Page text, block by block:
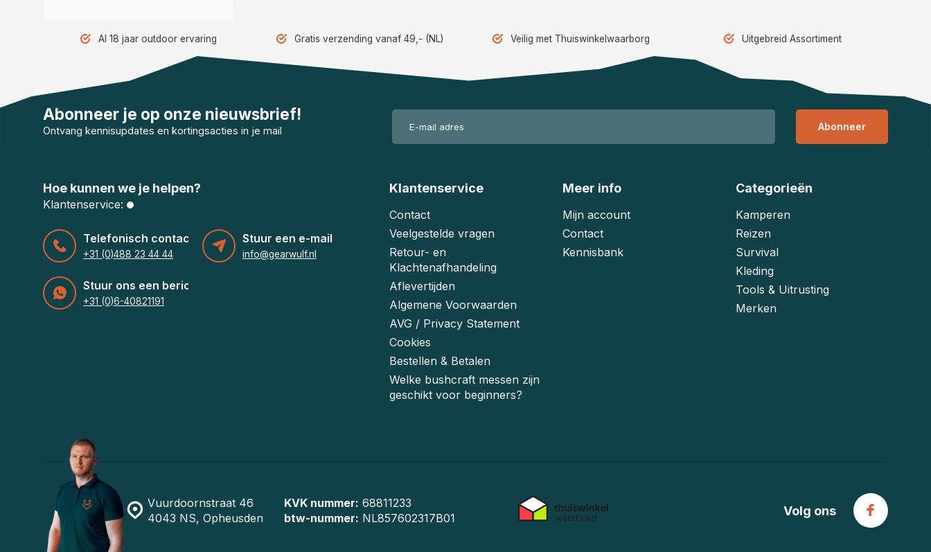
Al 18 jaar outdoor ervaring Gratis verzending vanaf 49,- (NL) Veilig met Thuiswinkelwaarborg Uitgebreid Assortiment
Abonneer je op onze nieuwsbrief!
Ontvang kennisupdates en kortingsacties in je mail Abonneer
Hoe kunnen we je helpen?
Klantenservice:
Telefonisch contact
+31 (0)488 23 44 44
Stuur een e-mail
info@gearwulf.nl
Stuur ons een bericht
+31 (0)6-40821191
Klantenservice
Contact
Veelgestelde vragen
Retour- en
Klachtenafhandeling
Aflevertijden
Algemene Voorwaarden
AVG / Privacy Statement
Cookies
Bestellen & Betalen
Welke bushcraft messen zijn
geschikt voor beginners?
Meer info
Mijn account
Contact
Kennisbank
Categorieën
Kamperen
Reizen
Survival
Kleding
Tools & Uitrusting
Merken
Vuurdoornstraat 46
4043 NS, Opheusden
KVK nummer: 68811233
btw-nummer: NL857602317B01
Volg ons